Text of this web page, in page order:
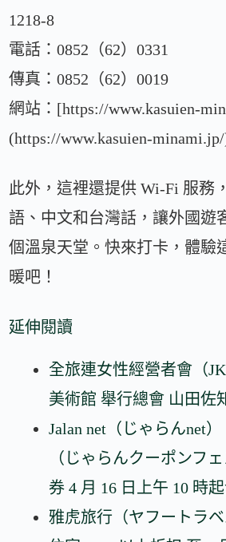
1218-8
電話：0852（62）0331
傳真：0852（62）0019
網站：[https://www.kasuien-
(https://www.kasuien-
此外，這裡還提供 Wi-Fi 服務
語、中文和台灣話，讓外國遊
個溫泉天堂。快來打卡，體驗
暖吧！
延伸閱讀
全旅連女性經營者會（
美術館 舉行總會 山田佐
Jalan net（じゃらんnet
（じゃらんクーポンフ
券 4 月 16 日上午 10 時
雅虎旅行（ヤフートラ